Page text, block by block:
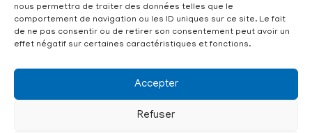
nous permettra de traiter des données telles que le
comportement de navigation ou les ID uniques sur ce site. Le fait
de ne pas consentir ou de retirer son consentement peut avoir un
effet négatif sur certaines caractéristiques et fonctions.
Accepter
Refuser
Nous contacter
Nous contacter